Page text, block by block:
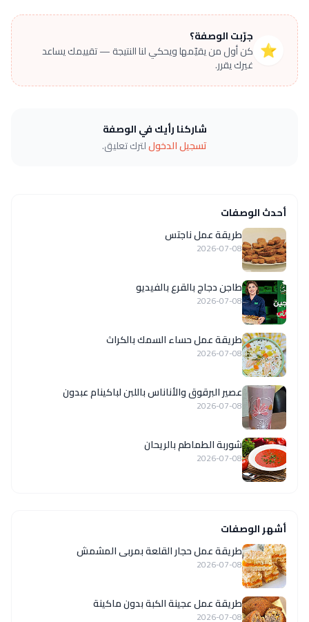
⭐
جرّبت الوصفة؟
كن أول من يقيّمها ويحكي لنا النتيجة — تقييمك يساعد
غيرك يقرر.
شاركنا رأيك في الوصفة
تسجيل الدخوللترك تعليق.
أحدث الوصفات
طريقة عمل ناجتس
2026-07-08
طاجن دجاج بالقرع بالفيديو
2026-07-08
طريقة عمل حساء السمك بالكراث
2026-07-08
عصير البرقوق والأناناس باللبن لباكينام عبدون
2026-07-08
شوربة الطماطم بالريحان
2026-07-08
أشهر الوصفات
طريقة عمل حجار القلعة بمربى المشمش
2026-07-08
طريقة عمل عجينة الكبة بدون ماكينة
2026-07-08